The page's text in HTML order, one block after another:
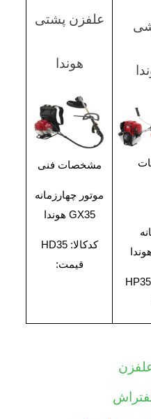
کدکالا: HP35
علفزن پشتی
هوندا
مشخصات فنی
موتور چهارزمانه
GX35 هوندا
کدکالا: HD35
قیمت: